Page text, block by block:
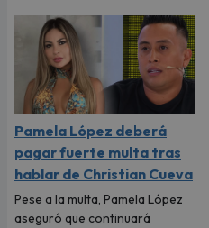
Pamela López deberá
pagar fuerte multa tras
hablar de Christian Cueva
Pese a la multa, Pamela López
aseguró que continuará